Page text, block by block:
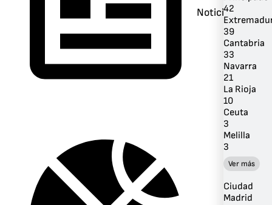
Noticias
42
39
Cantabria
33
Navarra
21
La Rioja
10
Ceuta
3
Melilla
3
Ver más
Ciudad
Madrid